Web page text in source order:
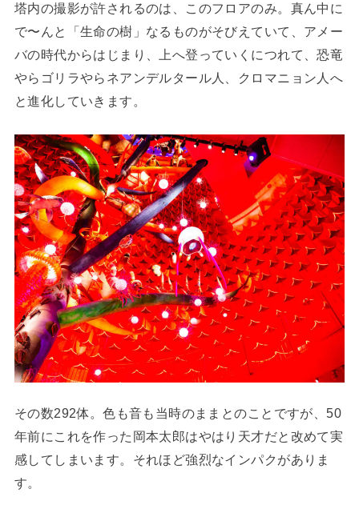
塔内の撮影が許されるのは、このフロアのみ。真ん中に
で〜んと「生命の樹」なるものがそびえていて、アメー
バの時代からはじまり、上へ登っていくにつれて、恐竜
やらゴリラやらネアンデルタール人、クロマニョン人へ
と進化していきます。
その数292体。色も音も当時のままとのことですが、50
年前にこれを作った岡本太郎はやはり天才だと改めて実
感してしまいます。それほど強烈なインパクがありま
す。